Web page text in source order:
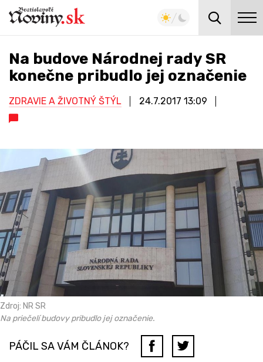
Na budove Národnej rady SR
konečne pribudlo jej označenie
ZDRAVIE A ŽIVOTNÝ ŠTÝL 24.7.2017 13:09
Zdroj: NR SR
Na priečelí budovy pribudlo jej označenie.
PÁČIL SA VÁM ČLÁNOK?